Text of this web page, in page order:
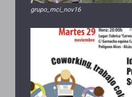
grupo_mci_nov16